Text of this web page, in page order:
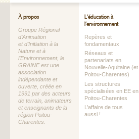
À propos
Groupe Régional
d’Animation
et d’Initiation à la
Nature et à
l’Environnement, le
GRAINE est une
association
indépendante et
ouverte, créée en
1991 par des acteurs
de terrain, animateurs
et enseignants de la
région Poitou-
Charentes.
L’éducation à
l’environnement
Repères et
fondamentaux
Réseaux et
partenariats en
Nouvelle-Aquitaine (et
Poitou-Charentes)
Les structures
spécialisées en EE en
Poitou-Charentes
L’affaire de tous
aussi !